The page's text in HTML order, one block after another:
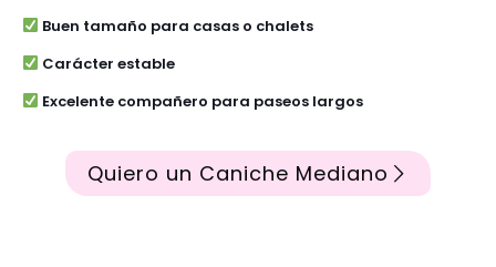
Buen tamaño para casas o chalets
Carácter estable
Excelente compañero para paseos largos
Quiero un Caniche Mediano